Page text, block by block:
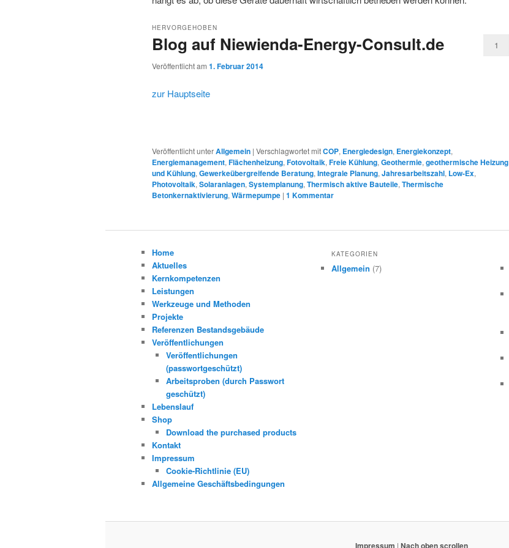
Blog auf Niewienda-Energy-Consult.de
HERVORGEHOBEN
Veröffentlicht am 1. Februar 2014
1
zur Hauptseite
Veröffentlicht unterAllgemein | Verschlagwortet mitCOP, Energiedesign, Energiekonzept,
Energiemanagement, Flächenheizung, Fotovoltaik, Freie Kühlung, Geothermie, geothermische Heizung
und Kühlung, Gewerkeübergreifende Beratung, Integrale Planung, Jahresarbeitszahl, Low-Ex,
Photovoltaik, Solaranlagen, Systemplanung, Thermisch aktive Bauteile, Thermische
Betonkernaktivierung, Wärmepumpe | 1 Kommentar
Home
Aktuelles
Kernkompetenzen
Leistungen
Werkzeuge und Methoden
Projekte
Referenzen Bestandsgebäude
Veröffentlichungen
Veröffentlichungen
(passwortgeschützt)
Arbeitsproben (durch Passwort
geschützt)
Lebenslauf
Shop
Download the purchased products
Kontakt
Impressum
Cookie-Richtlinie (EU)
Allgemeine Geschäftsbedingungen
KATEGORIEN
Allgemein (7)
Impressum | Nach oben scrollen